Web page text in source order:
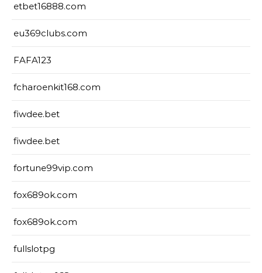
etbet16888.com
eu369clubs.com
FAFA123
fcharoenkit168.com
fiwdee.bet
fiwdee.bet
fortune99vip.com
fox689ok.com
fox689ok.com
fullslotpg